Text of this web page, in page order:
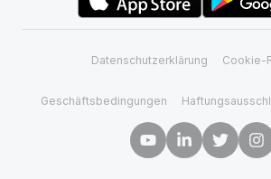
Datenschutzerklärung Cookie-
Geschäftsbedingungen